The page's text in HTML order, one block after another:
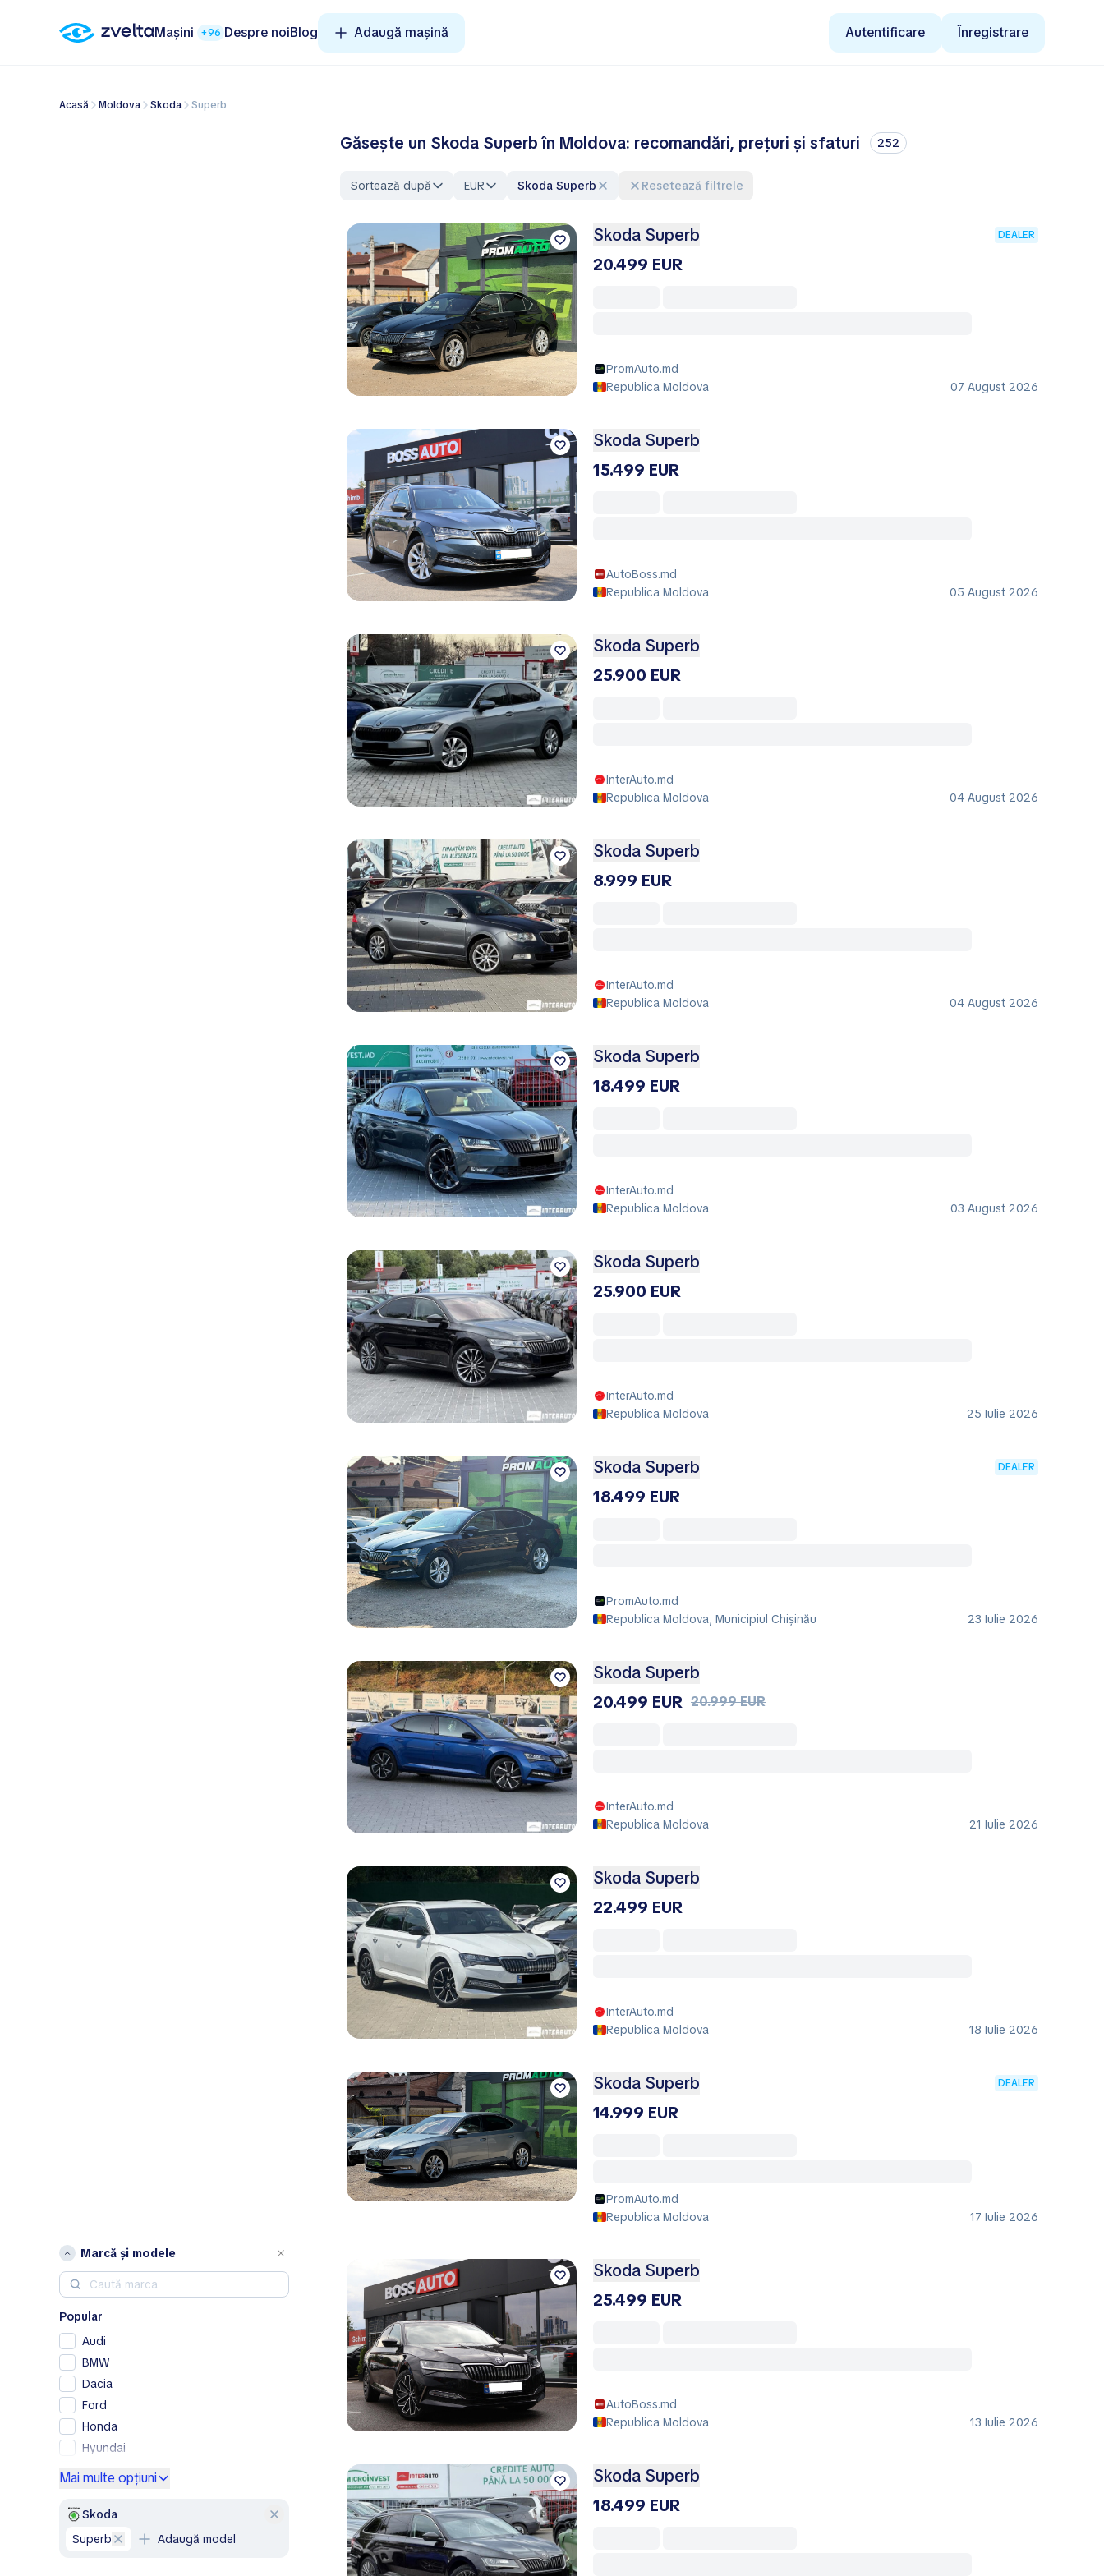
Mașini +96 Despre noiBlog Adaugă mașină Autentificare Înregistrare
Acasă Moldova Skoda Superb
Marcă și modele
Popular
Audi
BMW
Dacia
Ford
Honda
Hyundai
Mercedes-Benz
Nissan
Mai multe opțiuni
Skoda
Superb
Adaugă model
Găsește un Skoda Superb în Moldova: recomandări, prețuri și sfaturi 252
Sortează după EUR Skoda Superb Resetează filtrele
Skoda Superb DEALER
20.499 EUR
PromAuto.md
Republica Moldova
07 August 2026
Skoda Superb
15.499 EUR
AutoBoss.md
Republica Moldova
05 August 2026
Skoda Superb
25.900 EUR
InterAuto.md
Republica Moldova
04 August 2026
Skoda Superb
8.999 EUR
InterAuto.md
Republica Moldova
04 August 2026
Skoda Superb
18.499 EUR
InterAuto.md
Republica Moldova
03 August 2026
Skoda Superb
25.900 EUR
InterAuto.md
Republica Moldova
25 Iulie 2026
Skoda Superb DEALER
18.499 EUR
PromAuto.md
Republica Moldova, Municipiul Chișinău
23 Iulie 2026
Skoda Superb
20.499 EUR 20.999 EUR
InterAuto.md
Republica Moldova
21 Iulie 2026
Skoda Superb
22.499 EUR
InterAuto.md
Republica Moldova
18 Iulie 2026
Skoda Superb DEALER
14.999 EUR
PromAuto.md
Republica Moldova
17 Iulie 2026
Skoda Superb
25.499 EUR
AutoBoss.md
Republica Moldova
13 Iulie 2026
Skoda Superb
18.499 EUR